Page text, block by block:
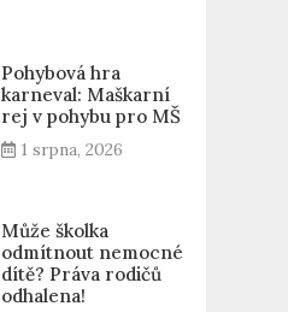
Pohybová hra
karneval: Maškarní
rej v pohybu pro MŠ
1 srpna, 2026
Může školka
odmítnout nemocné
dítě? Práva rodičů
odhalena!